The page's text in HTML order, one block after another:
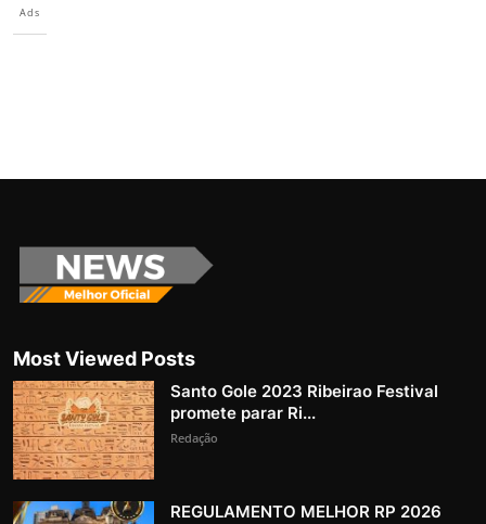
Ads
Most Viewed Posts
Santo Gole 2023 Ribeirao Festival
promete parar Ri...
Redação
REGULAMENTO MELHOR RP 2026